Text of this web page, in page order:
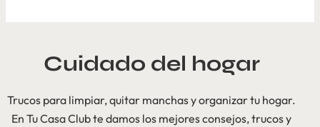
Cuidado del hogar
Trucos para limpiar, quitar manchas y organizar tu hogar.
En Tu Casa Club te damos los mejores consejos, trucos y